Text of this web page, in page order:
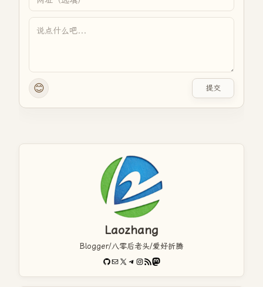
😊 提交
Laozhang
Blogger/八零后老头/爱好折腾
GitHub
电子邮件X Telegram
Instagram
RSS FeedMastodon